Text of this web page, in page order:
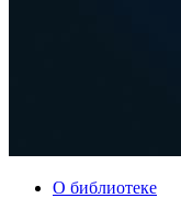
О библиотеке